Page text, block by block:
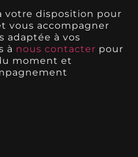
votre disposition pour
vous accompagner
adaptée à vos
à nous contacter pour
moment et